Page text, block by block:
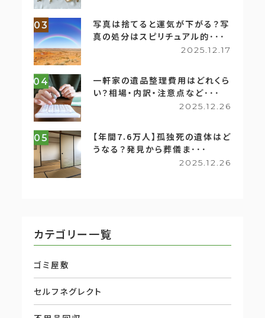
03
写真は捨てると運気が下がる？写
真の処分はスピリチュアル的･･･
2025.12.17
04
一軒家の遺品整理費用はどれくら
い？相場・内訳・注意点など･･･
2025.12.26
05
【年間7.6万人】孤独死の遺体はど
うなる？発見から葬儀ま･･･
2025.12.26
カテゴリー一覧
ゴミ屋敷
セルフネグレクト